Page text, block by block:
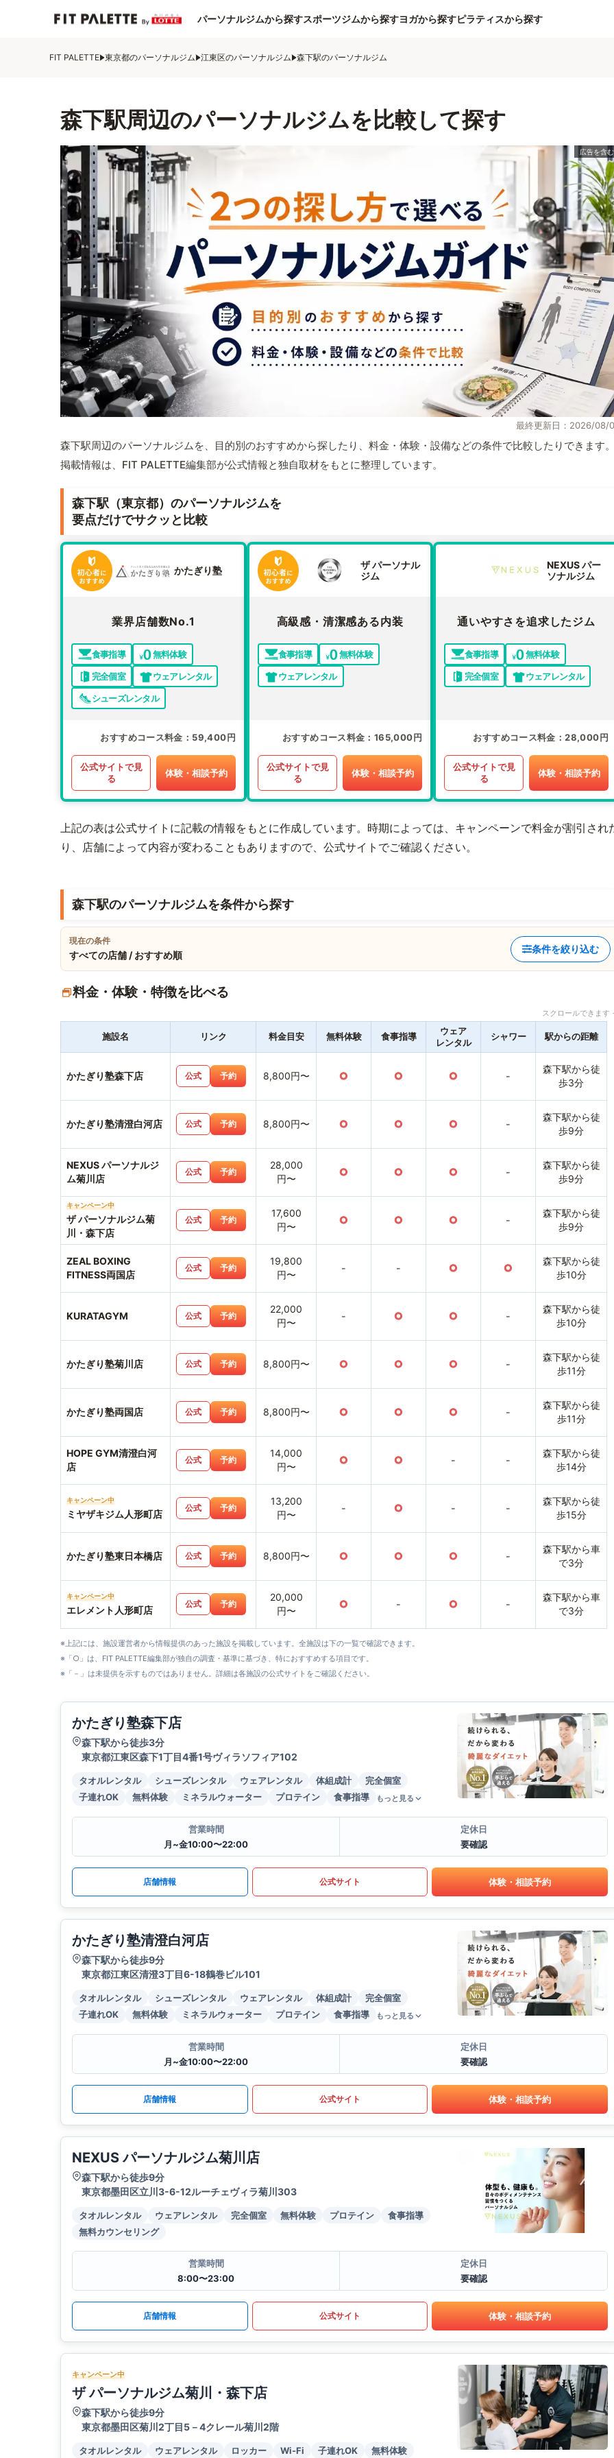
パーソナルジムから探すスポーツジムから探すヨガから探すピラティスから探す
FIT PALETTE 東京都のパーソナルジム 江東区のパーソナルジム 森下駅のパーソナルジム
森下駅周辺のパーソナルジムを比較して探す
最終更新日：2026/08/
森下駅周辺のパーソナルジムを、目的別のおすすめから探したり、料金・体験・設備などの条件で比較したりできます
掲載情報は、FIT PALETTE編集部が公式情報と独自取材をもとに整理しています。
森下駅（東京都）のパーソナルジムを
要点だけでサクッと比較
かたぎり塾
業界店舗数No.1
食事指導
無料体験
完全個室
ウェアレンタル
シューズレンタル
おすすめコース料金 59,400円
公式サイトで見
る
体験・相談予約
ザ パーソナル
ジム
高級感・清潔感ある内装
食事指導
無料体験
ウェアレンタル
おすすめコース料金 165,000円
公式サイトで見
る
体験・相談予約
NEXUS パー
ソナルジム
通いやすさを追求したジム
食事指導
無料体験
完全個室
ウェアレンタル
おすすめコース料金 28,000円
公式サイトで見
る
体験・相談予約
上記の表は公式サイトに記載の情報をもとに作成しています。時期によっては、キャンペーンで料金が割引され
り、店舗によって内容が変わることもありますので、公式サイトでご確認ください。
森下駅のパーソナルジムを条件から探す
現在の条件
すべての店舗 / おすすめ順
条件を絞り込む
料金・体験・特徴を比べる
スクロールできま
施設名 リンク 料金目安 無料体験 食事指導
ウェア
レンタル
シャワー 駅からの距離
かたぎり塾森下店 公式 予約 8,800円〜 ○ ○ ○ -
森下駅から徒
歩3分
かたぎり塾清澄白河店 公式 予約 8,800円〜 ○ ○ ○ -
森下駅から徒
歩9分
NEXUS パーソナルジ
ム菊川店
公式 予約
28,000
円〜
○ ○ ○ -
森下駅から徒
歩9分
キャンペーン中
ザ パーソナルジム菊
川・森下店
公式 予約
17,600
円〜
○ ○ ○ -
森下駅から徒
歩9分
ZEAL BOXING
FITNESS両国店
公式 予約
19,800
円〜
- - ○ ○
森下駅から徒
歩10分
KURATAGYM 公式 予約
22,000
円〜
- ○ ○ -
森下駅から徒
歩10分
かたぎり塾菊川店 公式 予約 8,800円〜 ○ ○ ○ -
森下駅から徒
歩11分
かたぎり塾両国店 公式 予約 8,800円〜 ○ ○ ○ -
森下駅から徒
歩11分
HOPE GYM清澄白河
店
公式 予約
14,000
円〜
○ ○ - -
森下駅から徒
歩14分
キャンペーン中
ミヤザキジム人形町店
公式 予約
13,200
円〜
- ○ - -
森下駅から徒
歩15分
かたぎり塾東日本橋店 公式 予約 8,800円〜 ○ ○ ○ -
森下駅から車
で3分
キャンペーン中
エレメント人形町店
公式 予約
20,000
円〜
○ - ○ -
森下駅から車
で3分
※上記には、施設運営者から情報提供のあった施設を掲載しています。全施設は下の一覧で確認できます。
※「○」は、FIT PALETTE編集部が独自の調査・基準に基づき、特におすすめする項目です。
※「－」は未提供を示すものではありません。詳細は各施設の公式サイトをご確認ください。
かたぎり塾森下店
森下駅から徒歩3分
東京都江東区森下1丁目4番1号ヴィラソフィア102
タオルレンタル シューズレンタル ウェアレンタル 体組成計
完全個室
子連れOK
無料体験 ミネラルウォーター プロテイン 食事指導 もっと見る
営業時間
月~金10:00〜22:00
定休日
要確認
店舗情報 公式サイト 体験・相談予約
かたぎり塾清澄白河店
森下駅から徒歩9分
東京都江東区清澄3丁目6-18鶴巻ビル101
タオルレンタル シューズレンタル ウェアレンタル 体組成計
完全個室
子連れOK
無料体験 ミネラルウォーター プロテイン 食事指導 もっと見る
営業時間
月~金10:00〜22:00
定休日
要確認
店舗情報 公式サイト 体験・相談予約
NEXUS パーソナルジム菊川店
森下駅から徒歩9分
東京都墨田区立川3-6-12ルーチェヴィラ菊川303
タオルレンタル ウェアレンタル 完全個室 無料体験 プロテイン
食事指導
無料カウンセリング
営業時間
8:00〜23:00
定休日
要確認
店舗情報 公式サイト 体験・相談予約
キャンペーン中
ザ パーソナルジム菊川・森下店
森下駅から徒歩9分
東京都墨田区菊川2丁目5－4クレール菊川2階
タオルレンタル ウェアレンタル ロッカー Wi-Fi 子連れOK 無料体験